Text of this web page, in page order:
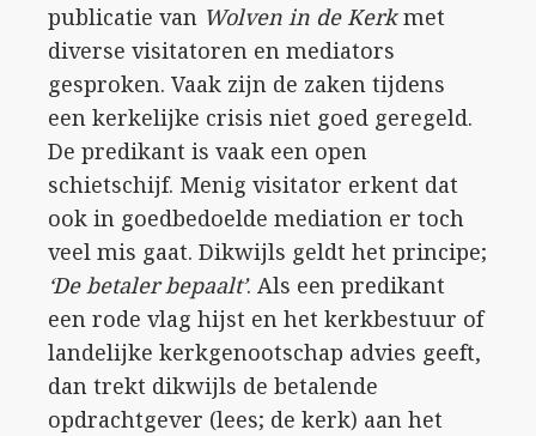
publicatie van Wolven in de Kerkmet
diverse visitatoren en mediators
gesproken. Vaak zijn de zaken tijdens
een kerkelijke crisis niet goed geregeld.
De predikant is vaak een open
schietschijf. Menig visitator erkent dat
ook in goedbedoelde mediation er toch
veel mis gaat. Dikwijls geldt het principe;
‘De betaler bepaalt’. Als een predikant
een rode vlag hijst en het kerkbestuur of
landelijke kerkgenootschap advies geeft,
dan trekt dikwijls de betalende
opdrachtgever (lees; de kerk) aan het